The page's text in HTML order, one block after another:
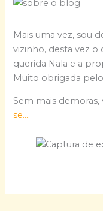
Mais uma vez, sou
vizinho, desta vez
querida Nala e a
Muito obrigada
Sem mais demoras,
se….